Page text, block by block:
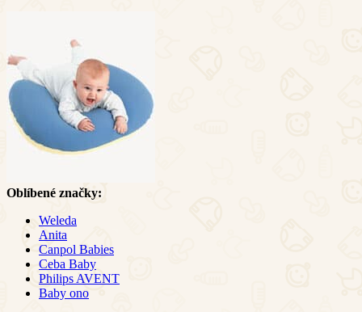
Oblíbené značky:
Weleda
Anita
Canpol Babies
Ceba Baby
Philips AVENT
Baby ono